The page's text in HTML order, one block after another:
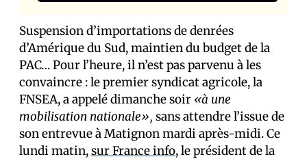
Suspension d’importations de denrées
d’Amérique du Sud, maintien du budget de la
PAC… Pour l’heure, il n’est pas parvenu à les
convaincre : le premier syndicat agricole, la
FNSEA, a appelé dimanche soir «à une
mobilisation nationale», sans attendre l’issue de
son entrevue à Matignon mardi après-midi. Ce
lundi matin,sur France info, le président de la